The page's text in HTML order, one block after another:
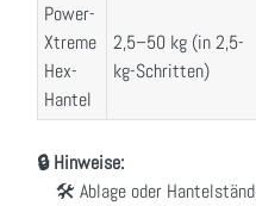
Power-
Xtreme
Hex-
Hantel
2,5–50 kg (in 2,5-
kg-Schritten)
🔒 Hinweise:
🛠️ Ablage oder